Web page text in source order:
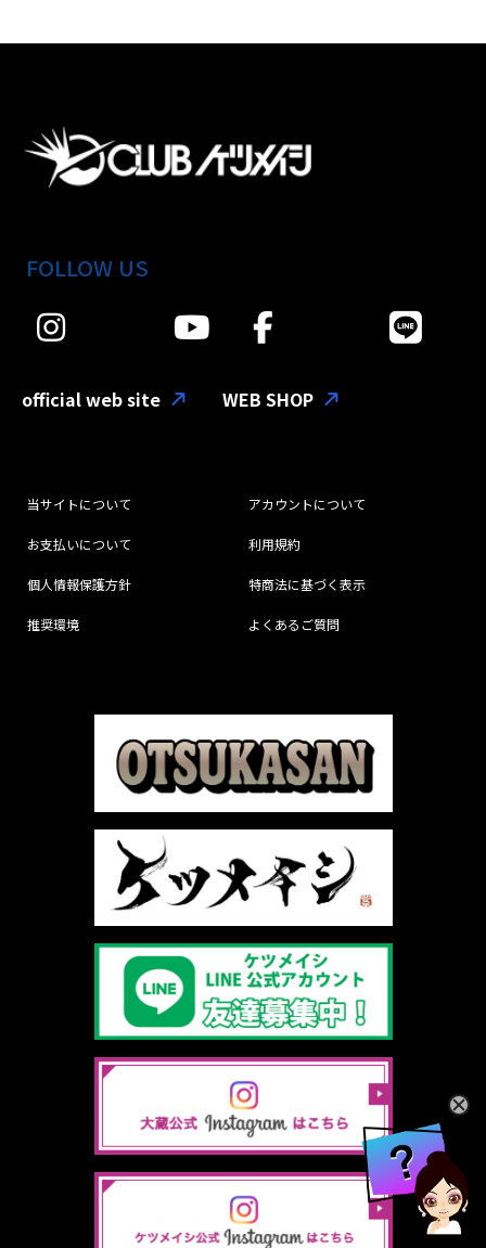
FOLLOW US
official web site WEB SHOP
当サイトについて アカウントについて
お支払いについて 利用規約
個人情報保護方針 特商法に基づく表示
推奨環境 よくあるご質問